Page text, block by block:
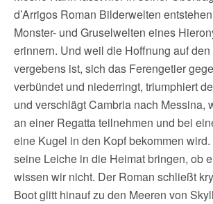
d’Arrigos Roman Bilderwelten
Monster- und Gruselwelten eines
erinnern. Und weil die Hoffnung auf den
vergebens ist, sich das Ferengetier
verbündet und niederringt, triumphiert
und verschlägt Cambria nach Messina,
an einer Regatta teilnehmen und bei
eine Kugel in den Kopf bekommen
seine Leiche in die Heimat bringen, ob
wissen wir nicht. Der Roman schließt
Boot glitt hinauf zu den Meeren von